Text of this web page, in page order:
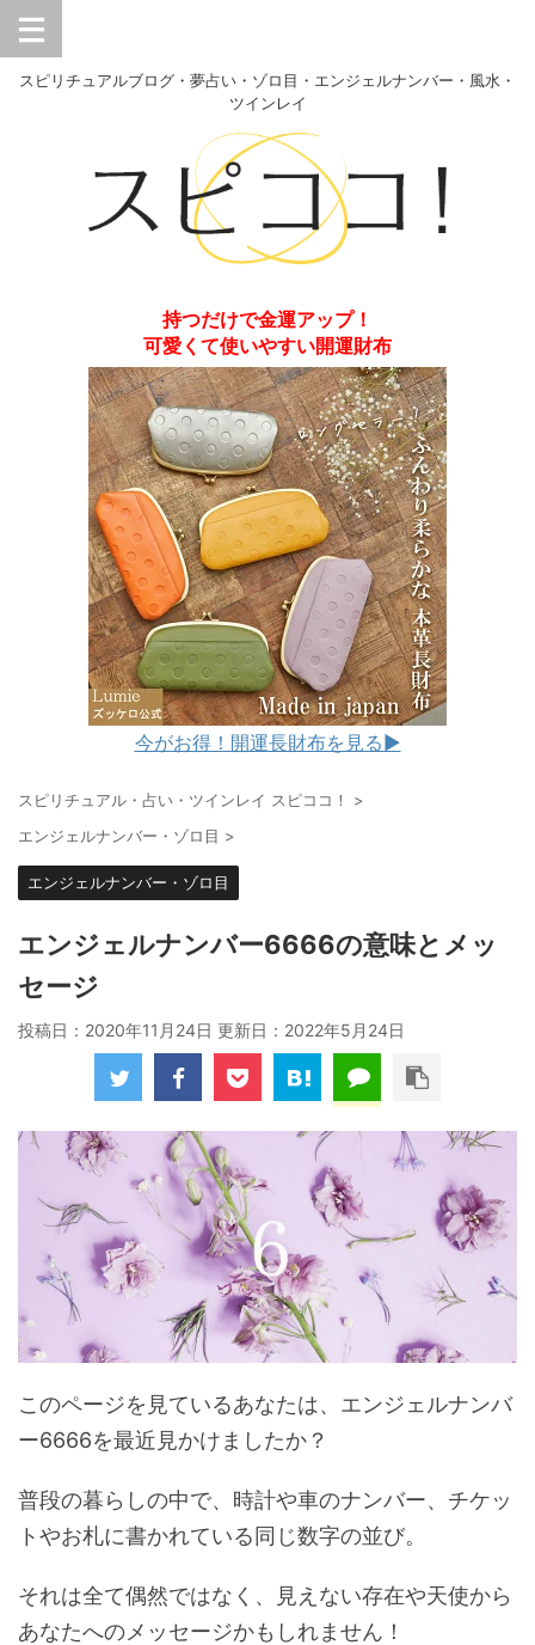
スピリチュアルブログ・夢占い・ゾロ目・エンジェルナンバー・風水・
ツインレイ
持つだけで金運アップ！
可愛くて使いやすい開運財布
今がお得！開運長財布を見る▶︎
スピリチュアル・占い・ツインレイ スピココ！
>
エンジェルナンバー・ゾロ目 >
エンジェルナンバー・ゾロ目
エンジェルナンバー6666の意味とメッ
セージ
投稿日：2020年11月24日 更新日： 2022年5月24日
このページを見ているあなたは、エンジェルナンバ
ー6666を最近見かけましたか？
普段の暮らしの中で、時計や車のナンバー、チケッ
トやお札に書かれている同じ数字の並び。
それは全て偶然ではなく、見えない存在や天使から
あなたへのメッセージかもしれません！